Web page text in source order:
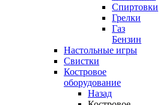
Спиртовки
Грелки
Газ
Бензин
Настольные игры
Свистки
Костровое
оборудование
Назад